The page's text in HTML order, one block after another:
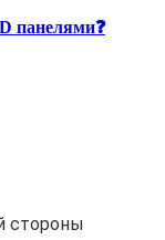
панелями❓
стороны